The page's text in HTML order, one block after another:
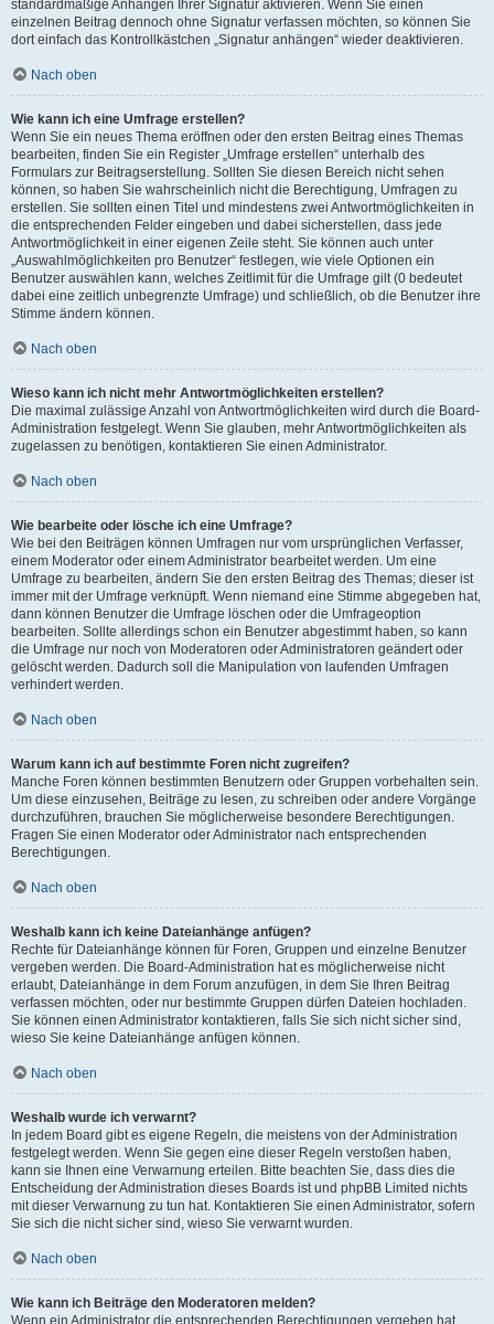
standardmäßige Anhängen Ihrer Signatur aktivieren. Wenn Sie einen
einzelnen Beitrag dennoch ohne Signatur verfassen möchten, so können Sie
dort einfach das Kontrollkästchen „Signatur anhängen“ wieder deaktivieren.
Nach oben
Wie kann ich eine Umfrage erstellen?
Wenn Sie ein neues Thema eröffnen oder den ersten Beitrag eines Themas
bearbeiten, finden Sie ein Register „Umfrage erstellen“ unterhalb des
Formulars zur Beitragserstellung. Sollten Sie diesen Bereich nicht sehen
können, so haben Sie wahrscheinlich nicht die Berechtigung, Umfragen zu
erstellen. Sie sollten einen Titel und mindestens zwei Antwortmöglichkeiten in
die entsprechenden Felder eingeben und dabei sicherstellen, dass jede
Antwortmöglichkeit in einer eigenen Zeile steht. Sie können auch unter
„Auswahlmöglichkeiten pro Benutzer“ festlegen, wie viele Optionen ein
Benutzer auswählen kann, welches Zeitlimit für die Umfrage gilt (0 bedeutet
dabei eine zeitlich unbegrenzte Umfrage) und schließlich, ob die Benutzer ihre
Stimme ändern können.
Nach oben
Wieso kann ich nicht mehr Antwortmöglichkeiten erstellen?
Die maximal zulässige Anzahl von Antwortmöglichkeiten wird durch die Board-
Administration festgelegt. Wenn Sie glauben, mehr Antwortmöglichkeiten als
zugelassen zu benötigen, kontaktieren Sie einen Administrator.
Nach oben
Wie bearbeite oder lösche ich eine Umfrage?
Wie bei den Beiträgen können Umfragen nur vom ursprünglichen Verfasser,
einem Moderator oder einem Administrator bearbeitet werden. Um eine
Umfrage zu bearbeiten, ändern Sie den ersten Beitrag des Themas; dieser ist
immer mit der Umfrage verknüpft. Wenn niemand eine Stimme abgegeben hat,
dann können Benutzer die Umfrage löschen oder die Umfrageoption
bearbeiten. Sollte allerdings schon ein Benutzer abgestimmt haben, so kann
die Umfrage nur noch von Moderatoren oder Administratoren geändert oder
gelöscht werden. Dadurch soll die Manipulation von laufenden Umfragen
verhindert werden.
Nach oben
Warum kann ich auf bestimmte Foren nicht zugreifen?
Manche Foren können bestimmten Benutzern oder Gruppen vorbehalten sein.
Um diese einzusehen, Beiträge zu lesen, zu schreiben oder andere Vorgänge
durchzuführen, brauchen Sie möglicherweise besondere Berechtigungen.
Fragen Sie einen Moderator oder Administrator nach entsprechenden
Berechtigungen.
Nach oben
Weshalb kann ich keine Dateianhänge anfügen?
Rechte für Dateianhänge können für Foren, Gruppen und einzelne Benutzer
vergeben werden. Die Board-Administration hat es möglicherweise nicht
erlaubt, Dateianhänge in dem Forum anzufügen, in dem Sie Ihren Beitrag
verfassen möchten, oder nur bestimmte Gruppen dürfen Dateien hochladen.
Sie können einen Administrator kontaktieren, falls Sie sich nicht sicher sind,
wieso Sie keine Dateianhänge anfügen können.
Nach oben
Weshalb wurde ich verwarnt?
In jedem Board gibt es eigene Regeln, die meistens von der Administration
festgelegt werden. Wenn Sie gegen eine dieser Regeln verstoßen haben,
kann sie Ihnen eine Verwarnung erteilen. Bitte beachten Sie, dass dies die
Entscheidung der Administration dieses Boards ist und phpBB Limited nichts
mit dieser Verwarnung zu tun hat. Kontaktieren Sie einen Administrator, sofern
Sie sich die nicht sicher sind, wieso Sie verwarnt wurden.
Nach oben
Wie kann ich Beiträge den Moderatoren melden?
Wenn ein Administrator die entsprechenden Berechtigungen vergeben hat,